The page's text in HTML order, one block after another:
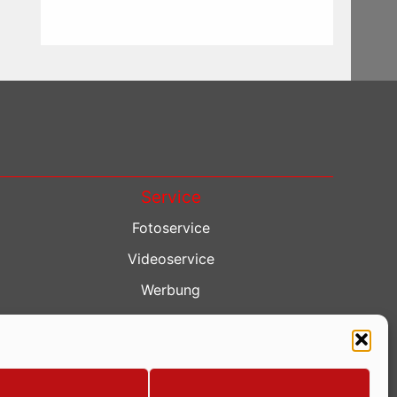
Service
Fotoservice
Videoservice
Werbung